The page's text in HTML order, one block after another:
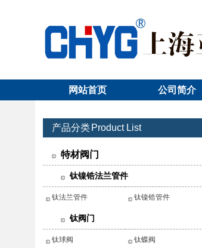
网站首页 公司简介
产品分类 Product List
特材阀门
钛镍锆法兰管件
钛法兰管件 钛镍锆管件
钛阀门
钛球阀 钛蝶阀